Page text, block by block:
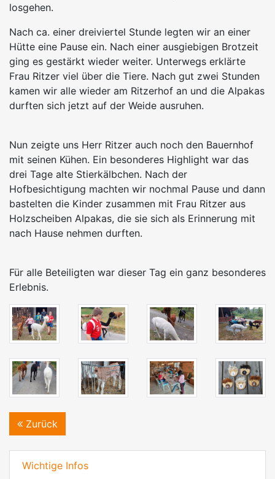
losgehen.
Nach ca. einer dreiviertel Stunde legten wir an einer
Hütte eine Pause ein. Nach einer ausgiebigen Brotzeit
ging es gestärkt wieder weiter. Unterwegs erklärte
Frau Ritzer viel über die Tiere. Nach gut zwei Stunden
kamen wir alle wieder am Ritzerhof an und die Alpakas
durften sich jetzt auf der Weide ausruhen.
Nun zeigte uns Herr Ritzer auch noch den Bauernhof
mit seinen Kühen. Ein besonderes Highlight war das
drei Tage alte Stierkälbchen. Nach der
Hofbesichtigung machten wir nochmal Pause und dann
bastelten die Kinder zusammen mit Frau Ritzer aus
Holzscheiben Alpakas, die sie sich als Erinnerung mit
nach Hause nehmen durften.
Für alle Beteiligten war dieser Tag ein ganz besonderes
Erlebnis.
Zurück
Wichtige Infos